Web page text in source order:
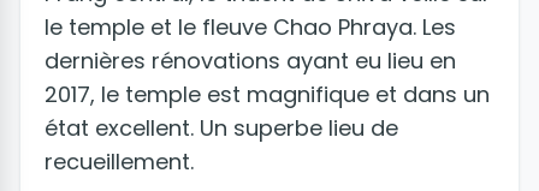
le temple et le fleuve Chao Phraya. Les
dernières rénovations ayant eu lieu en
2017, le temple est magnifique et dans un
état excellent. Un superbe lieu de
recueillement.